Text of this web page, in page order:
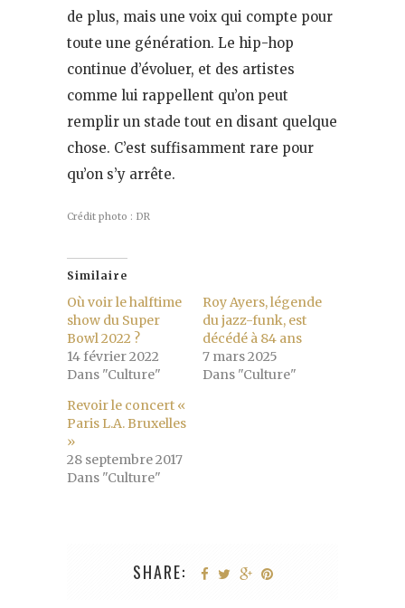
de plus, mais une voix qui compte pour
toute une génération. Le hip-hop
continue d’évoluer, et des artistes
comme lui rappellent qu’on peut
remplir un stade tout en disant quelque
chose. C’est suffisamment rare pour
qu’on s’y arrête.
Crédit photo : DR
Similaire
Où voir le halftime
show du Super
Bowl 2022 ?
14 février 2022
Dans "Culture"
Roy Ayers, légende
du jazz-funk, est
décédé à 84 ans
7 mars 2025
Dans "Culture"
Revoir le concert «
Paris L.A. Bruxelles
»
28 septembre 2017
Dans "Culture"
SHARE: